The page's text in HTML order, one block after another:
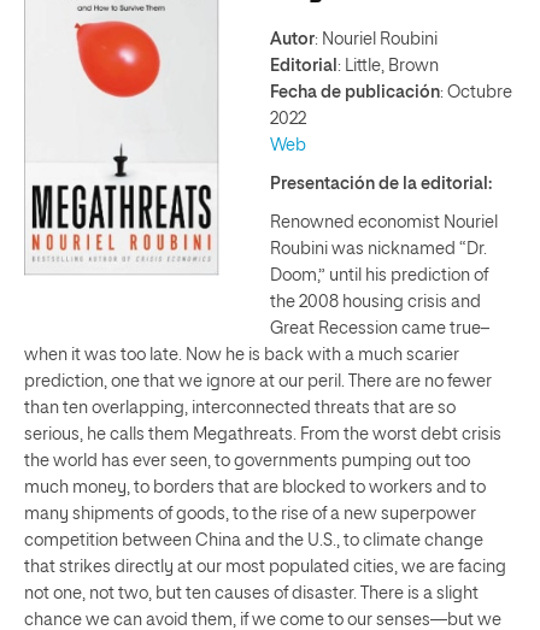
Autor: Nouriel Roubini
Editorial : Little, Brown
Fecha de publicación: Octubre
2022
Web
Presentación de la editorial:
Renowned economist Nouriel
Roubini was nicknamed “Dr.
Doom,” until his prediction of
the 2008 housing crisis and
Great Recession came true–
when it was too late. Now he is back with a much scarier
prediction, one that we ignore at our peril. There are no fewer
than ten overlapping, interconnected threats that are so
serious, he calls them Megathreats. From the worst debt crisis
the world has ever seen, to governments pumping out too
much money, to borders that are blocked to workers and to
many shipments of goods, to the rise of a new superpower
competition between China and the U.S., to climate change
that strikes directly at our most populated cities, we are facing
not one, not two, but ten causes of disaster. There is a slight
chance we can avoid them, if we come to our senses—but we